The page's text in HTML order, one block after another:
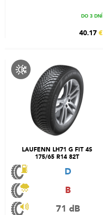
DO 3 DNÍ
40.17 €
LAUFENN LH71 G FIT 4S
175/65 R14 82T
D
B
71 dB